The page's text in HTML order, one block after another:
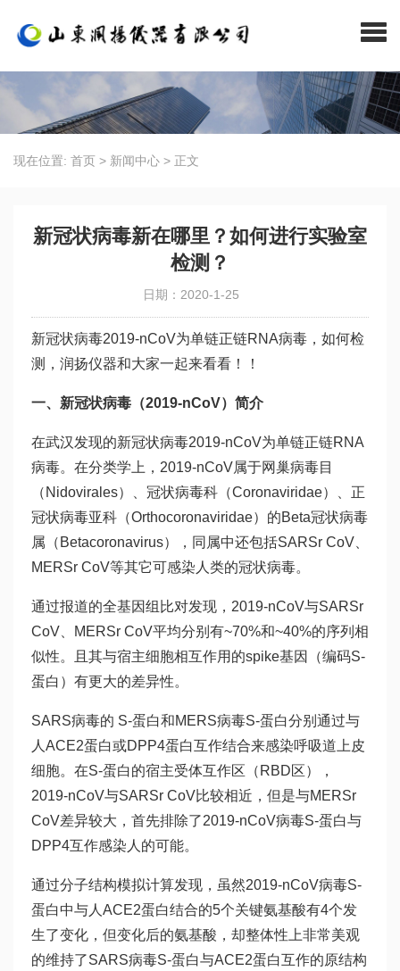
现在位置: 首页 > 新闻中心 > 正文
新冠状病毒新在哪里？如何进行实验室
检测？
日期：2020-1-25
新冠状病毒2019-nCoV为单链正链RNA病毒，如何检
测，润扬仪器和大家一起来看看！！
一、新冠状病毒（2019-nCoV）简介
在武汉发现的新冠状病毒2019-nCoV为单链正链RNA
病毒。在分类学上，2019-nCoV属于网巢病毒目
（Nidovirales）、冠状病毒科（Coronaviridae）、正
冠状病毒亚科（Orthocoronaviridae）的Beta冠状病毒
属（Betacoronavirus），同属中还包括SARSr CoV、
MERSr CoV等其它可感染人类的冠状病毒。
通过报道的全基因组比对发现，2019-nCoV与SARSr
CoV、MERSr CoV平均分别有~70%和~40%的序列相
似性。且其与宿主细胞相互作用的spike基因（编码S-
蛋白）有更大的差异性。
SARS病毒的 S-蛋白和MERS病毒S-蛋白分别通过与
人ACE2蛋白或DPP4蛋白互作结合来感染呼吸道上皮
细胞。在S-蛋白的宿主受体互作区（RBD区），
2019-nCoV与SARSr CoV比较相近，但是与MERSr
CoV差异较大，首先排除了2019-nCoV病毒S-蛋白与
DPP4互作感染人的可能。
通过分子结构模拟计算发现，虽然2019-nCoV病毒S-
蛋白中与人ACE2蛋白结合的5个关键氨基酸有4个发
生了变化，但变化后的氨基酸，却整体性上非常美观
的维持了SARS病毒S-蛋白与ACE2蛋白互作的原结构